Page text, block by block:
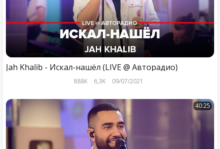
Jah Khalib - Искал-нашёл (LIVE @ Авторадио)
888K 6,3K 09/07/2021
40:25